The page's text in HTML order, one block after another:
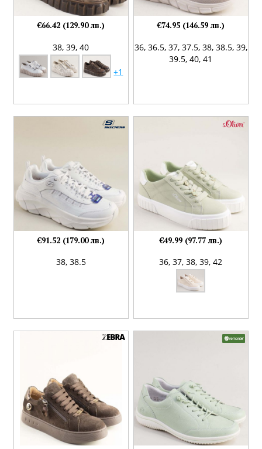
38,39,40
+1
€66.42 (129.90 лв.)
36, 36.5, 37, 37.5, 38, 38.5, 39,
39.5,40,41
€74.95 (146.59 лв.)
38, 38.5
€91.52 (179.00 лв.)
36,37,38,39,42
€49.99 (97.77 лв.)